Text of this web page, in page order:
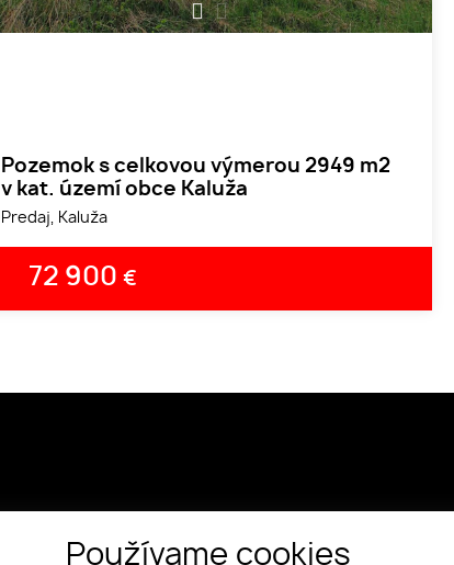
1 2
Pozemok s celkovou výmerou 2949 m2
v kat. území obce Kaluža
Predaj, Kaluža
72 900 €
Používame cookies